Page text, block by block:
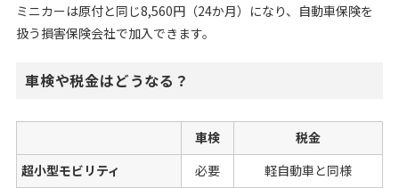
ミニカーは原付と同じ8,560円（24か月）になり、自動車保険を
扱う損害保険会社で加入できます。
車検や税金はどうなる？
車検
税金
超小型モビリティ
必要
軽自動車と同様